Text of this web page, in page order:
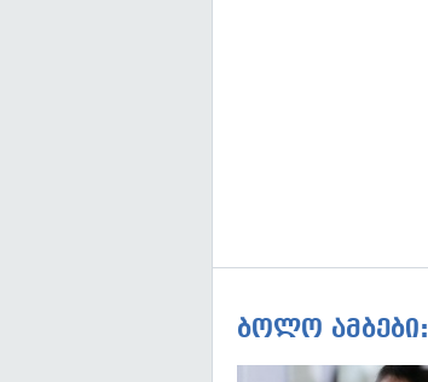
ბოლო ამბები: